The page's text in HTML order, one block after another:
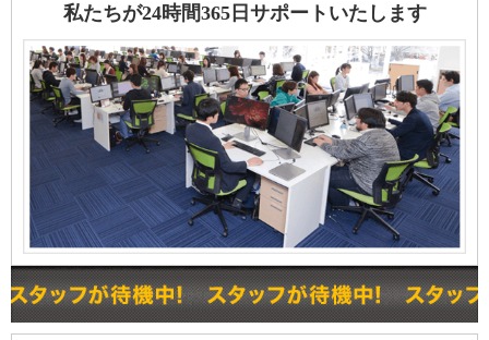
私たちが24時間365日サポートいたします